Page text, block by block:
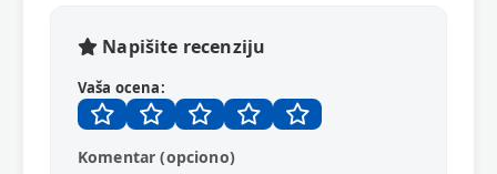
Napišite recenziju
Vaša ocena:
Komentar (opciono)